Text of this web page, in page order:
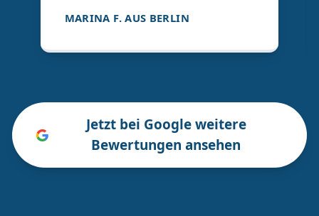
MARINA F. AUS BERLIN
Jetzt bei Google weitere
Bewertungen ansehen